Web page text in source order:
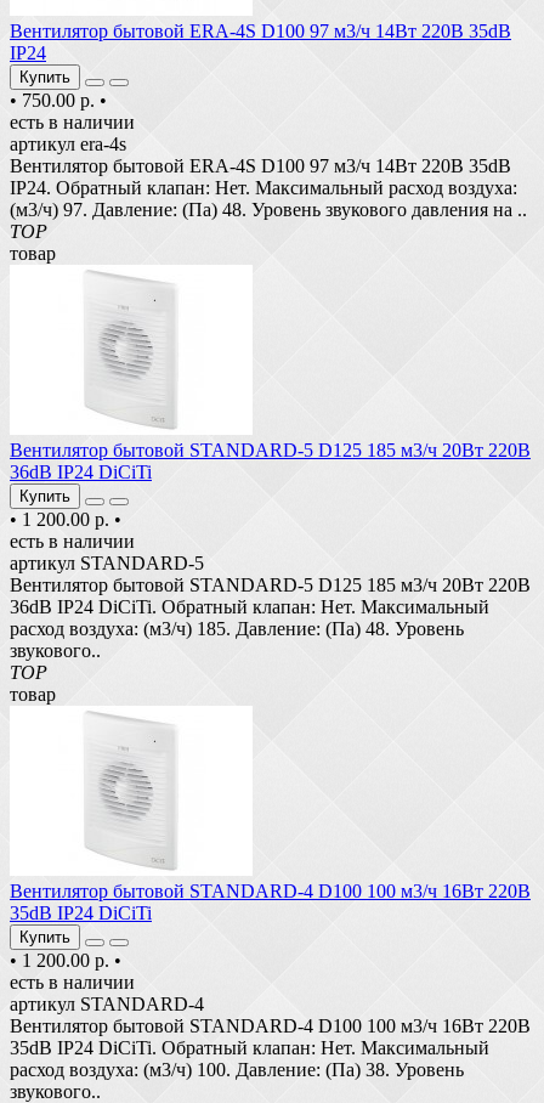
Вентилятор бытовой ERA-4S D100 97 м3/ч 14Вт 220В 35dB
IP24
Купить
• 750.00 р. •
есть в наличии
артикул era-4s
Вентилятор бытовой ERA-4S D100 97 м3/ч 14Вт 220В 35dB
IP24. Обратный клапан: Нет. Максимальный расход воздуха:
(м3/ч) 97. Давление: (Па) 48. Уровень звукового давления на ..
TOP
товар
Вентилятор бытовой STANDARD-5 D125 185 м3/ч 20Вт 220В
36dB IP24 DiCiTi
Купить
• 1 200.00 р. •
есть в наличии
артикул STANDARD-5
Вентилятор бытовой STANDARD-5 D125 185 м3/ч 20Вт 220В
36dB IP24 DiCiTi. Обратный клапан: Нет. Максимальный
расход воздуха: (м3/ч) 185. Давление: (Па) 48. Уровень
звукового..
TOP
товар
Вентилятор бытовой STANDARD-4 D100 100 м3/ч 16Вт 220В
35dB IP24 DiCiTi
Купить
• 1 200.00 р. •
есть в наличии
артикул STANDARD-4
Вентилятор бытовой STANDARD-4 D100 100 м3/ч 16Вт 220В
35dB IP24 DiCiTi. Обратный клапан: Нет. Максимальный
расход воздуха: (м3/ч) 100. Давление: (Па) 38. Уровень
звукового..